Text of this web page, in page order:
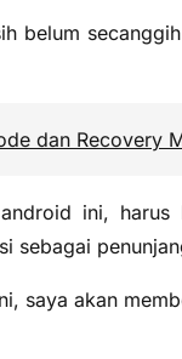
belum
dan Recovery
ini,
sebagai
saya akan